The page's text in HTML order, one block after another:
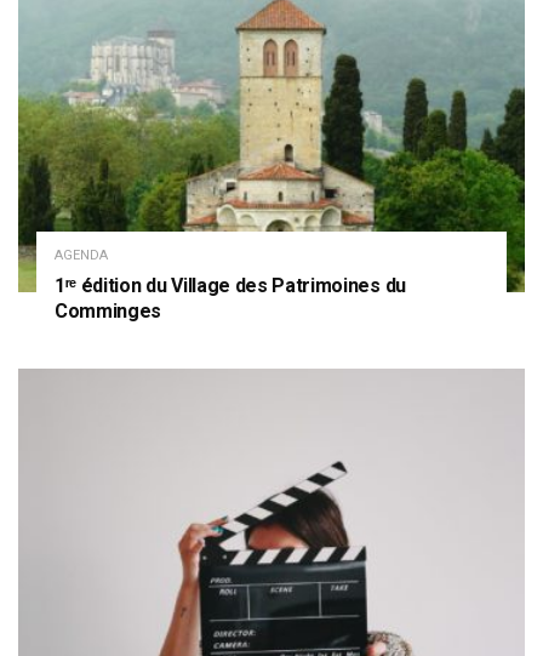
AGENDA
1ʳᵉ édition du Village des Patrimoines du
Comminges